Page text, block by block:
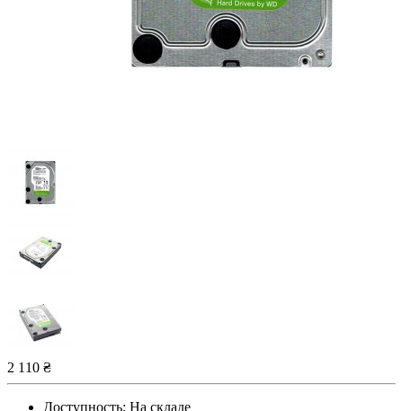
2 110 ₴
Доступность: На складе